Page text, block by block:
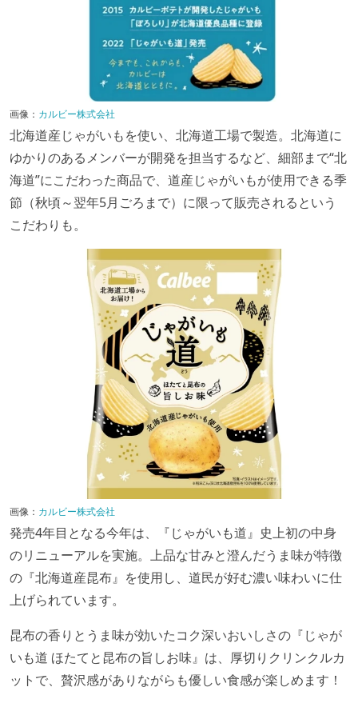
画像： カルビー株式会社
北海道産じゃがいもを使い、北海道工場で製造。北海道に
ゆかりのあるメンバーが開発を担当するなど、細部まで“北
海道”にこだわった商品で、道産じゃがいもが使用できる季
節（秋頃～翌年5月ごろまで）に限って販売されるという
こだわりも。
画像： カルビー株式会社
発売4年目となる今年は、『じゃがいも道』史上初の中身
のリニューアルを実施。上品な甘みと澄んだうま味が特徴
の『北海道産昆布』を使用し、道民が好む濃い味わいに仕
上げられています。
昆布の香りとうま味が効いたコク深いおいしさの『じゃが
いも道 ほたてと昆布の旨しお味』は、厚切りクリンクルカ
ットで、贅沢感がありながらも優しい食感が楽しめます！